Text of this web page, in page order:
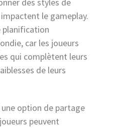
le gameplay.
planification
car les joueurs
qui complètent leurs
de leurs
option de partage
peuvent